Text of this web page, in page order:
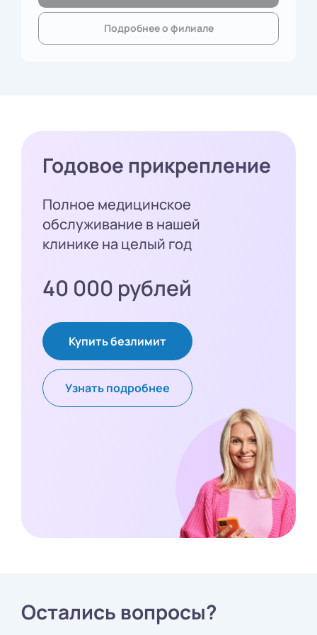
Подробнее о филиале
Годовое прикрепление
Полное медицинское
обслуживание в нашей
клинике на целый год
40 000 рублей
Купить безлимит
Узнать подробнее
Остались вопросы?